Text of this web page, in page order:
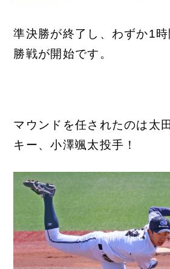
準決勝が終了し、わずか1
勝戦が開始です。
マウンドを任されたのは太
キー、小澤颯太投手！